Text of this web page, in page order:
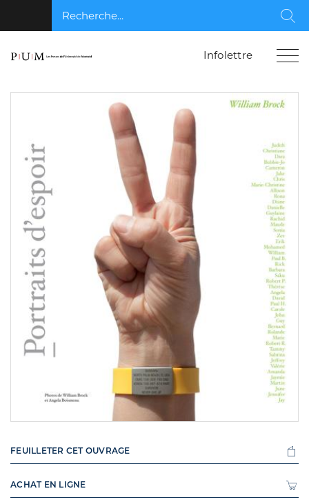
Recherche...
Infolettre
FEUILLETER CET OUVRAGE
ACHAT EN LIGNE